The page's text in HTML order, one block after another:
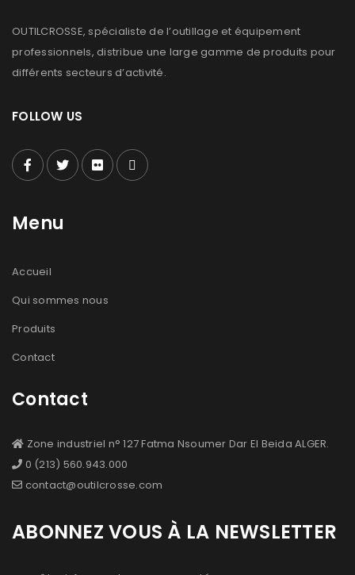
OUTILCROSSE, spécialiste de l’outillage et équipement
professionnels, distribue une large gamme de produits pour
différents secteurs d’activité.
FOLLOW US
Menu
Accueil
Qui sommes nous
Produits
Contact
Contact
Zone industriel n° 127 Fatma Nsoumer Dar El Beida ALGER.
0 (213) 560.943.000
contact@outilcrosse.com
ABONNEZ VOUS À LA NEWSLETTER